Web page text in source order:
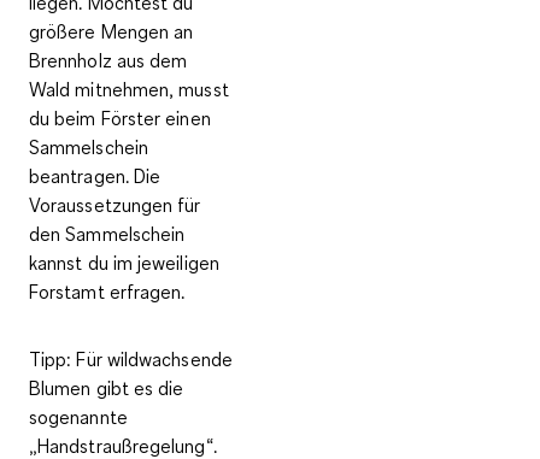
größere Mengen an
Brennholz aus dem
Wald mitnehmen, musst
du beim Förster einen
Sammelschein
beantragen. Die
Voraussetzungen für
den Sammelschein
kannst du im jeweiligen
Forstamt erfragen.
Tipp:Für wildwachsende
Blumen gibt es die
sogenannte
„Handstraußregelung“.